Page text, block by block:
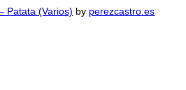
Patata (Varios) by perezcastro.es